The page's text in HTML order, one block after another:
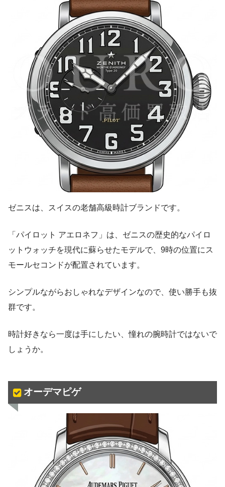
ゼニスは、スイスの老舗高級時計ブランドです。
「パイロット アエロネフ」は、ゼニスの歴史的なパイロ
ットウォッチを現代に蘇らせたモデルで、9時の位置にス
モールセコンドが配置されています。
シンプルながらおしゃれなデザインなので、使い勝手も抜
群です。
時計好きなら一度は手にしたい、憧れの腕時計ではないで
しょうか。
オーデマピゲ